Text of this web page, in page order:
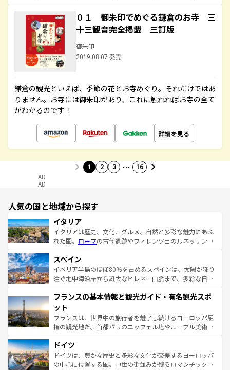
０１ 御朱印でめぐる鎌倉のお寺 三
十三観音完全掲載 三訂版
御朱印
2019.08.07 発売
鎌倉の観光といえば、季節の花とお寺めぐり。それだけではあ
りません。お寺には御朱印があり、これに触れればお寺の全て
がわかるのです！
詳細を見る
1 2 3 … 16
AD
AD
人気の国と地域から探す
イタリア
イタリアは歴史、文化、グルメ、自然と多彩な魅力にあふ
れた国。 ローマの古代遺跡やフィレンツェのルネッサンス
ろん、トスカーナの美しい田園風景やアマルフィ海岸の絶
景など、自然景観も見逃せない。観光の合間には、本場の
ピザやパスタなど、絶品のイタリア料理を堪能することも
ませてくれるイタリアで、忘れられない旅をしてみよう！
なお、新着のイタリア情報は
しい。
スペイン
イベリア半島のほぼ80％を占めるスペインは、太陽が降り
注ぐ地中海沿岸から雄大なピレネー山脈まで、多彩な自然
文化が根付くこの国では、情熱的なフラメンコ、熱気あふ
れる闘牛、そして美味しいタパスが生活の一部となってい
る。首都マドリードの洗練された雰囲気や、バルセロナの
アートに溢れた街角から、地方では古代ローマ遺跡や中世
せる。地方によって風土や気候が異なるスペインはその個
性で訪れる人を魅了する。 なお、新着のスペイン情報は コ
ンテンツ一覧を参照してほしい。
フランスの基本情報と観光ガイド・有名観光スポ
ット
フランスは、世界中の旅行者を魅了し続けるヨーロッパ屈
指の観光地だ。首都パリのエッフェル塔やルーブル美術館
で、幅広い魅力が詰まっている。華麗な宮殿、歴史的な大
聖堂、美しいビーチ、そして豊かな自然が、訪れる者を心
から魅了する。また、フランスは美食の国としても知ら
ドイツ
ドイツは、豊かな歴史と多彩な文化が交差するヨーロッパ
の中心に位置する国。中世の街並みが残るロマンチック街